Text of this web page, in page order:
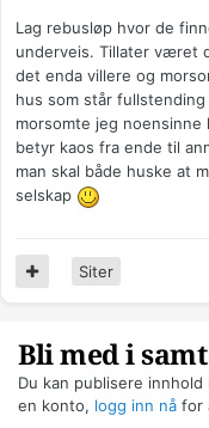
Lag rebusløp hvor de
underveis. Tillater været
det enda villere og
hus som står
morsomte jeg
betyr kaos fra ende til
man skal både huske at
selskap
Siter
Bli med i
Du kan publisere
en konto, logg inn nå for